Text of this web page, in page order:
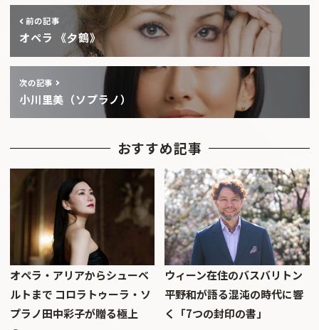
前の記事
オペラ 《夕鶴》
次の記事
小川里美（ソプラノ）
おすすめ記事
オペラ・アリアからシューベ
ルトまで コロラトゥーラ・ソ
プラノ田中彩子が贈る極上
ウィーン在住のバスバリトン
平野和が語る混沌の時代に響
く「7つの封印の書」